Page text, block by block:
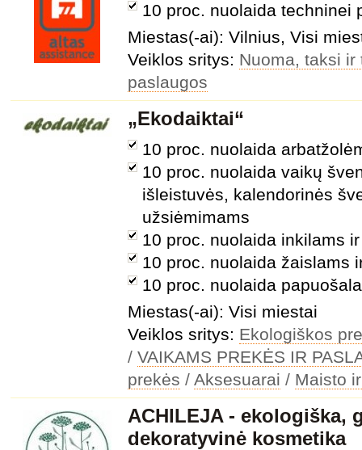
10 proc. nuolaida techninei
Miestas(-ai): Vilnius, Visi
Veiklos sritys: Nuoma, taksi ir
paslaugos
„Ekodaiktai“
10 proc. nuolaida
10 proc. nuolaida vaikų
išleistuvės, kalendorinės
užsiėmimams
10 proc. nuolaida inkilams
10 proc. nuolaida žaislams
10 proc. nuolaida
Miestas(-ai): Visi miestai
Veiklos sritys: Ekologiškos
/ VAIKAMS PREKĖS IR
prekės / Aksesuarai / Maisto
ACHILEJA - ekologiška,
dekoratyvinė kosmetika